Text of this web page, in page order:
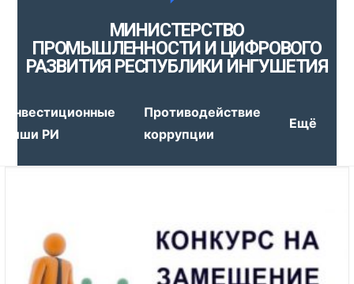
МИНИСТЕРСТВО
ПРОМЫШЛЕННОСТИ И ЦИФРОВОГО
РАЗВИТИЯ РЕСПУБЛИКИ ИНГУШЕТИЯ
Инвестиционные
ниши РИ
Противодействие
коррупции
Ещё